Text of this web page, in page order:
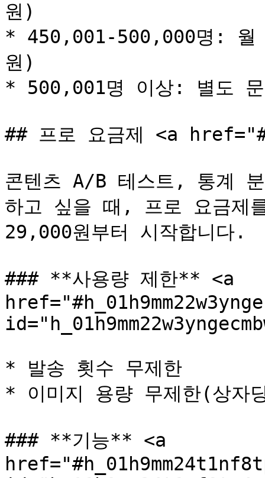
원)
* 450,001-500,000명:
원)
* 500,001명 이상: 별도
## 프로 요금제 <a
콘텐츠 A/B 테스트, 통계
하고 싶을 때, 프로 요금제
29,000원부터 시작합니다.
### **사용량 제한** <a
* 발송 횟수 무제한
* 이미지 용량 무제한(상자
### **기능** <a